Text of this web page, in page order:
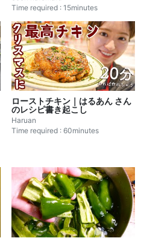
Time required : 15minutes
ローストチキン｜はるあん さん
のレシピ書き起こし
Haruan
Time required : 60minutes